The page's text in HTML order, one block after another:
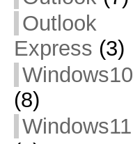
Outlook
Express (3)
Windows10
(8)
Windows11